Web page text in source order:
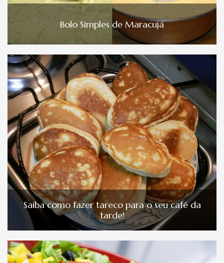
Bolo Simples de Maracujá
Saiba como fazer tareco para o seu café da
tarde!